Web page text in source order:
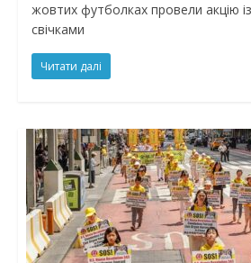
жовтих футболках провели акцію
свічками
Читати далі